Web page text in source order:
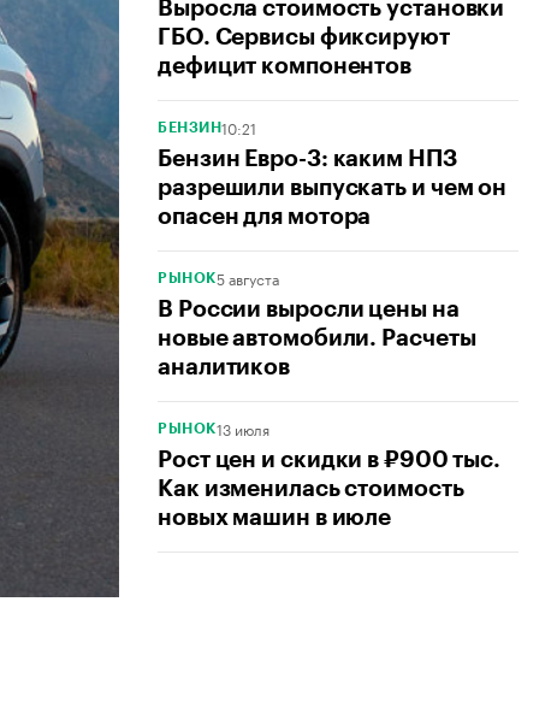
Выросла стоимость установки
ГБО. Сервисы фиксируют
дефицит компонентов
БЕНЗИН10:21
Бензин Евро-3: каким НПЗ
разрешили выпускать и чем он
опасен для мотора
РЫНОК5 августа
В России выросли цены на
новые автомобили. Расчеты
аналитиков
РЫНОК13 июля
Рост цен и скидки в ₽900 тыс.
Как изменилась стоимость
новых машин в июле